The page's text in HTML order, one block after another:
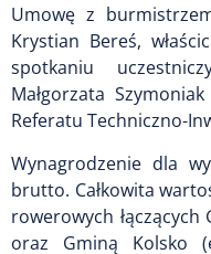
Umowę z
Krystian Bereś,
spotkaniu
Małgorzata
Referatu Techniczno-
Wynagrodzenie dla
brutto. Całkowita
rowerowych łączących
oraz Gminą Kolsko